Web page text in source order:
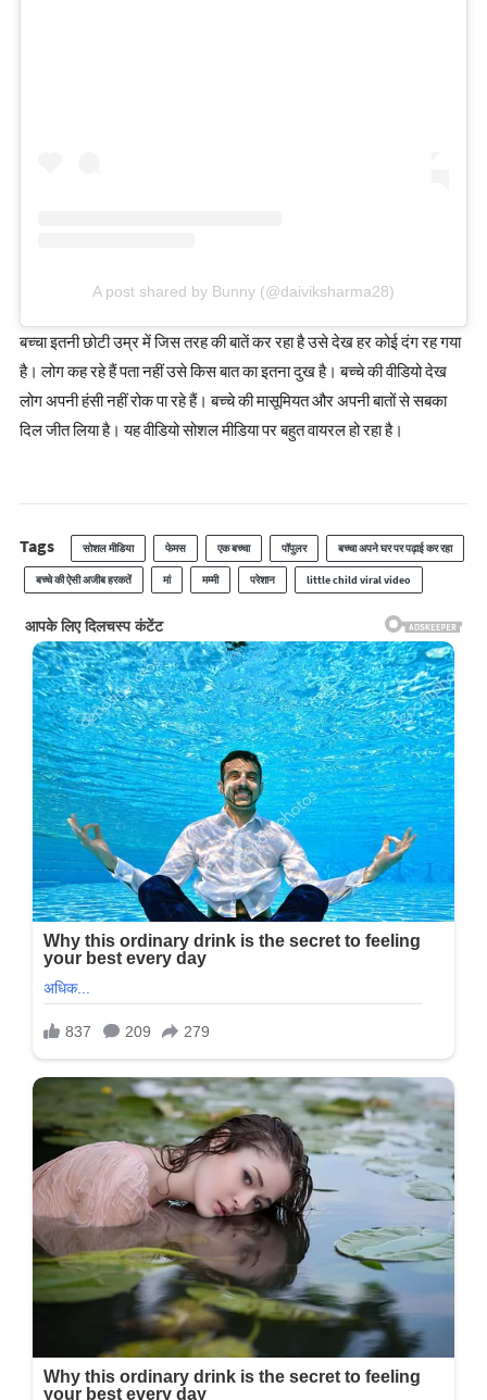
A post shared by Bunny (@daiviksharma28)
बच्चा इतनी छोटी उम्र में जिस तरह की बातें कर रहा है उसे देख हर कोई दंग रह गया
है। लोग कह रहे हैं पता नहीं उसे किस बात का इतना दुख है। बच्चे की वीडियो देख
लोग अपनी हंसी नहीं रोक पा रहे हैं। बच्चे की मासूमियत और अपनी बातों से सबका
दिल जीत लिया है। यह वीडियो सोशल मीडिया पर बहुत वायरल हो रहा है।
Tags सोशल मीडिया फेमस एक बच्चा पॉपुलर बच्चा अपने घर पर पढ़ाई कर रहा
बच्चे की ऐसी अजीब हरकतें मां मम्मी परेशान little child viral video